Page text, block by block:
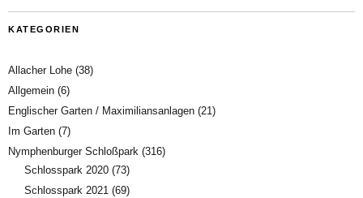
KATEGORIEN
Allacher Lohe (38)
Allgemein (6)
Englischer Garten / Maximiliansanlagen (21)
Im Garten (7)
Nymphenburger Schloßpark (316)
Schlosspark 2020 (73)
Schlosspark 2021 (69)